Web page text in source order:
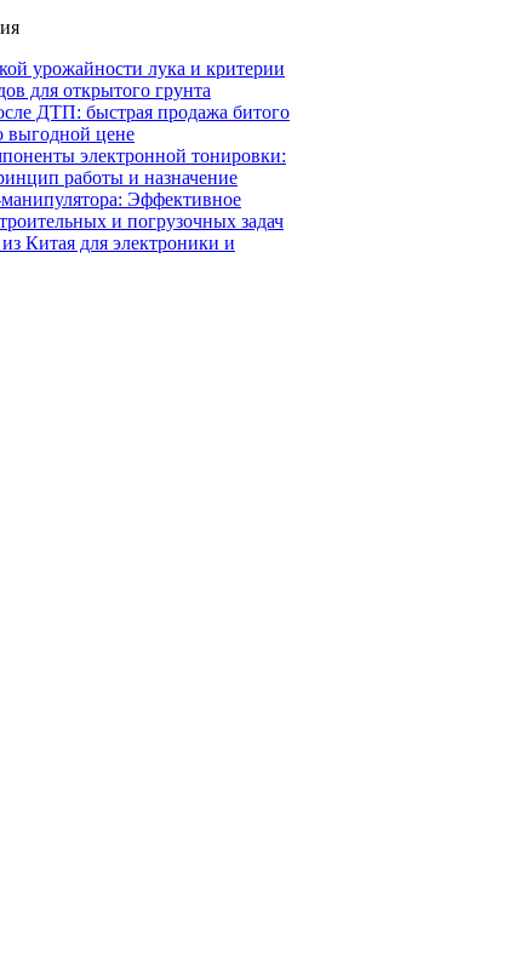
урожайности лука и критерии
для открытого грунта
ДТП: быстрая продажа битого
выгодной цене
электронной тонировки:
работы и назначение
Эффективное
и погрузочных задач
Китая для электроники и